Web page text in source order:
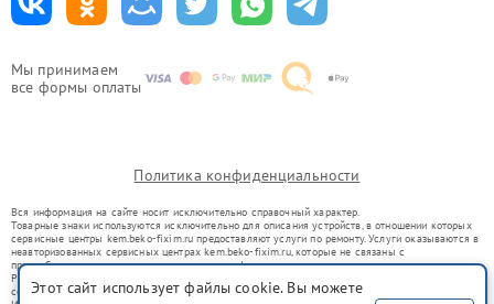
Мы принимаем
все формы оплаты
Политика конфиденциальности
Вся информация на сайте носит исключительно справочный характер.
Товарные знаки используются исключительно для описания устройств, в отношении которых
сервисные центры kem.beko-fixim.ru предоставляют услуги по ремонту. Услуги оказываются в
неавторизованных сервисных центрах kem.beko-fixim.ru, которые не связаны с
правообладателями товарных знаков или их официальными представителями.
Ремонт осуществляется для устройств, уже введенных в гражданский оборот в соответствии
со статьей 1487 ГК РФ.
Этот сайт использует файлы cookie. Вы можете